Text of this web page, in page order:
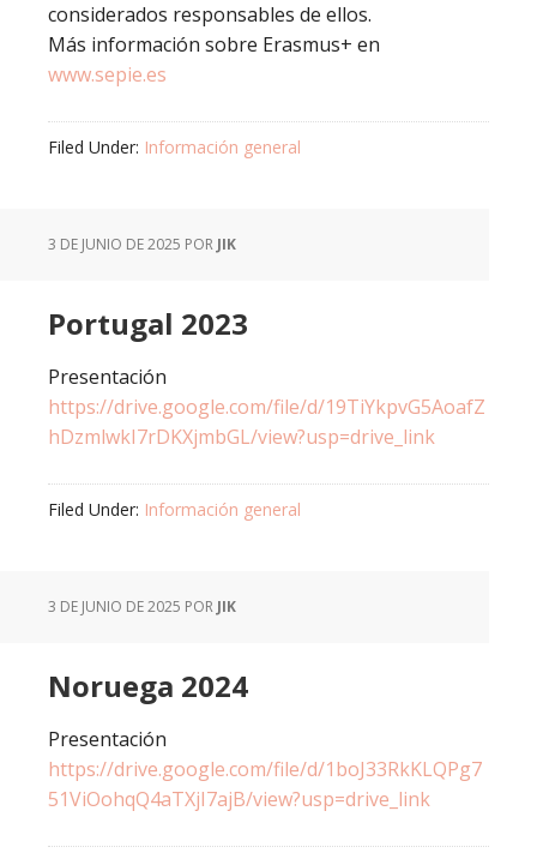
considerados responsables de ellos.
Más información sobre Erasmus+ en
www.sepie.es
Filed Under: Información general
3 DE JUNIO DE 2025 POR JIK
Portugal 2023
Presentación
https://drive.google.com/file/d/19TiYkpvG5AoafZ
hDzmlwkI7rDKXjmbGL/view?usp=drive_link
Filed Under: Información general
3 DE JUNIO DE 2025 POR JIK
Noruega 2024
Presentación
https://drive.google.com/file/d/1boJ33RkKLQPg7
51ViOohqQ4aTXjI7ajB/view?usp=drive_link